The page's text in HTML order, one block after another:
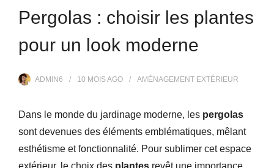
Pergolas : choisir les plantes
pour un look moderne
ADMIN6 10 MOISAGO AMÉNAGEMENT EXTÉRIEUR
Dans le monde du jardinage moderne, les pergolas
sont devenues des éléments emblématiques, mêlant
esthétisme et fonctionnalité. Pour sublimer cet espace
extérieur, le choix des plantes revêt une importance